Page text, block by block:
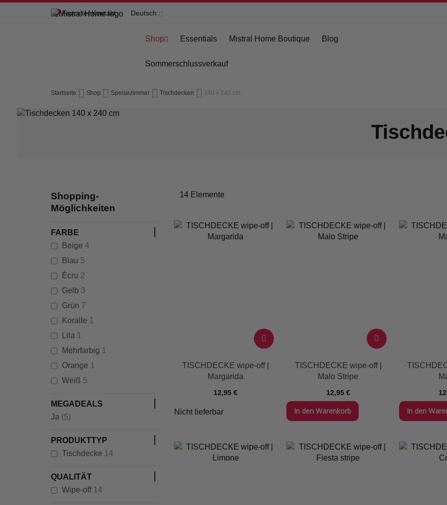
ZumFavoritenKontakt Deutsch
Shop Essentials Mistral Home Boutique Blog
Sommerschlussverkauf
Startseite Shop Speisezimmer Tischdecken 140 x 240 cm
14Elemente
TISCHDECKE wipe-off |
Margarida
12,95 €
Nicht lieferbar
TISCHDECKE wipe-off |
Malo Stripe
12,95 €
In den Warenkorb In den
Shopping-
Möglichkeiten
FARBE
Beige 4
Blau 5
Écru 2
Gelb 3
Grün 7
Koralle 1
Lila 1
Mehrfarbig 1
Orange 1
Weiß 5
MEGADEALS
Ja (5)
PRODUKTTYP
Tischdecke 14
QUALITÄT
Wipe-off 14